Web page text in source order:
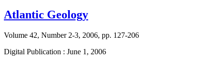
Atlantic Geology
Volume 42, Number 2-3, 2006, pp. 127-206
Digital Publication : June 1, 2006